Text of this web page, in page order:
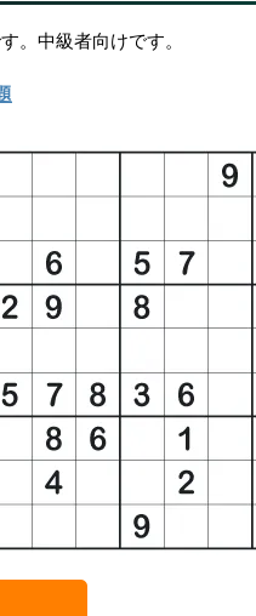
。中級者向けです。